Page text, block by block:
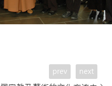
prev next